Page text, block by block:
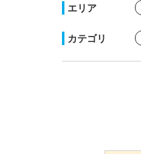
エリア
カテゴリ